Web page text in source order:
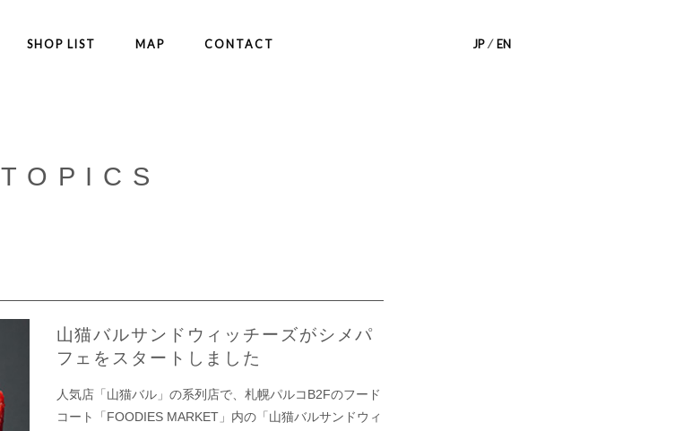
SHOP LIST MAP CONTACT JP ⁄ EN
TOPICS
山猫バルサンドウィッチーズがシメパ
フェをスタートしました
人気店「山猫バル」の系列店で、札幌パルコB2Fのフード
コート「FOODIES MARKET」内の「山猫バルサンドウィ